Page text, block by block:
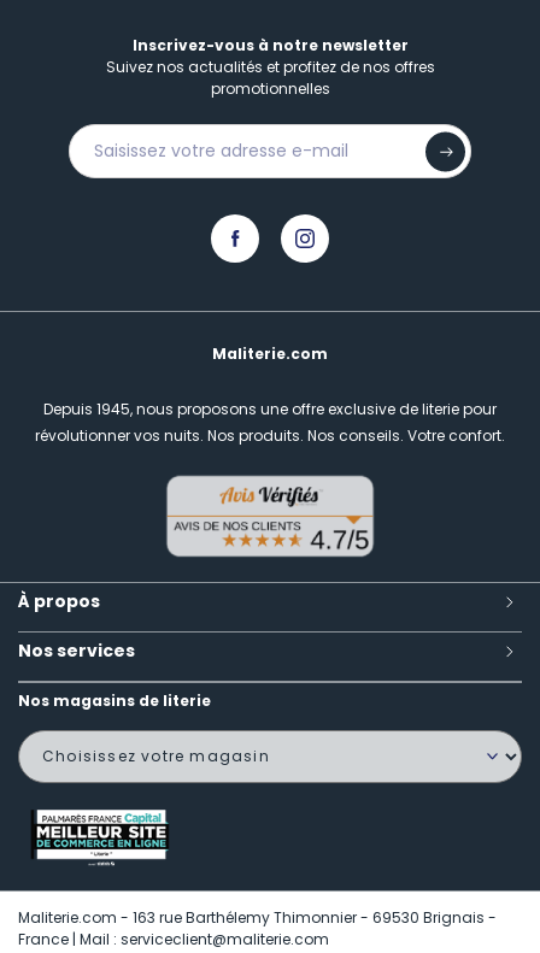
Inscrivez-vous à notre newsletter
Suivez nos actualités et profitez de nos offres
promotionnelles
Maliterie.com
Depuis 1945, nous proposons une offre exclusive de literie pour
révolutionner vos nuits. Nos produits. Nos conseils. Votre confort.
À propos
Nos services
Nos magasins de literie
Maliterie.com - 163 rue Barthélemy Thimonnier - 69530 Brignais -
France | Mail : serviceclient@maliterie.com